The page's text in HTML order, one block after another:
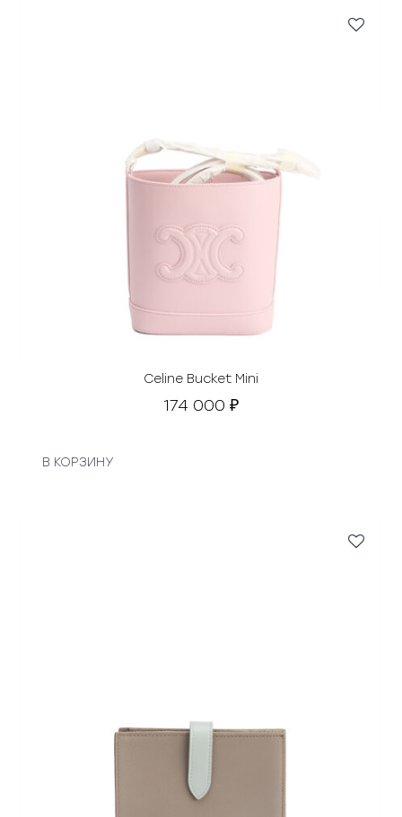
Celine Bucket Mini
174 000 ₽
В КОРЗИНУ